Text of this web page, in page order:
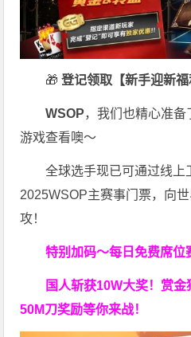
🎁 登记领取【新手迎新福
WSOP，我们也精心准
游戏查看噢～
全球选手现已可通过线上
2025WSOP主赛事门票，向
攻！
特别加码～每日免费席位
国人斩获10W大奖！ 赏金
50M刀奖励等你来战！